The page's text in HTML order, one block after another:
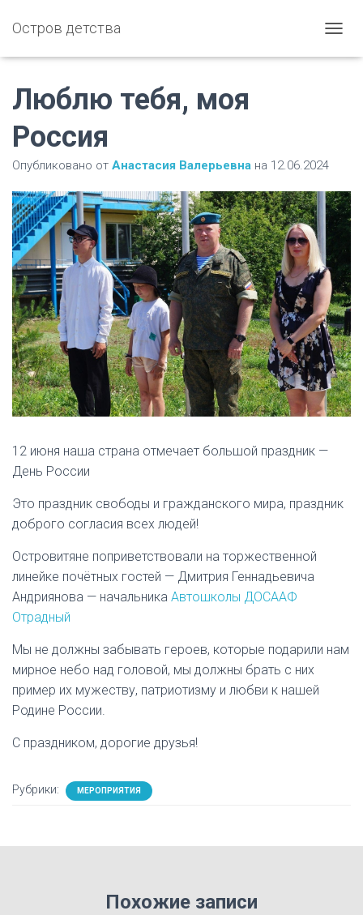
Остров детства
Е
Ь
Н
А
И
А
Ц
И
Ю
Люблю тебя, моя
Россия
Опубликовано от Анастасия Валерьевна на 12.06.2024
12 июня наша страна отмечает большой праздник —
День России
Это праздник свободы и гражданского мира, праздник
доброго согласия всех людей!
Островитяне поприветствовали на торжественной
линейке почётных гостей — Дмитрия Геннадьевича
Андриянова — начальника Автошколы ДОСААФ
Отрадный
Мы не должны забывать героев, которые подарили нам
мирное небо над головой, мы должны брать с них
пример их мужеству, патриотизму и любви к нашей
Родине России.
С праздником, дорогие друзья!
Рубрики: МЕРОПРИЯТИЯ
Похожие записи